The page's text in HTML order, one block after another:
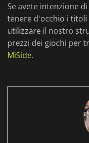
Se avete intenzione
tenere d'occhio i
utilizzare il nostro
prezzi dei giochi per
MiSide.